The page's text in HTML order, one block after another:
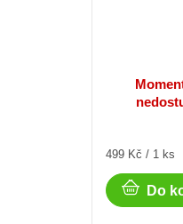
Měrná
499 Kč / 1 ks
Do